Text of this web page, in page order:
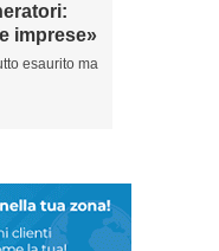
imprese»
esaurito ma